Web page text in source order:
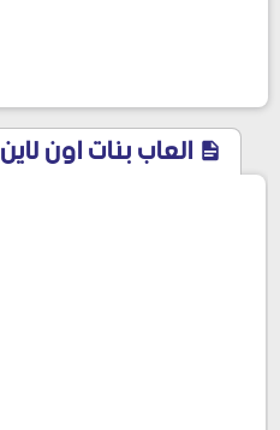
العاب بنات اون لاين